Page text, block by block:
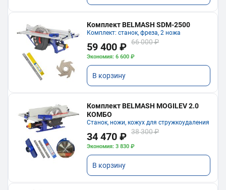
Комплект BELMASH SDM-2500
Комплект: станок, фреза, 2 ножа
59 400 ₽ 66 000 ₽
Экономия: 6 600 ₽
В корзину
Комплект BELMASH MOGILEV 2.0
КОМБО
Станок, ножи, кожух для стружкоудаления
34 470 ₽ 38 300 ₽
Экономия: 3 830 ₽
В корзину